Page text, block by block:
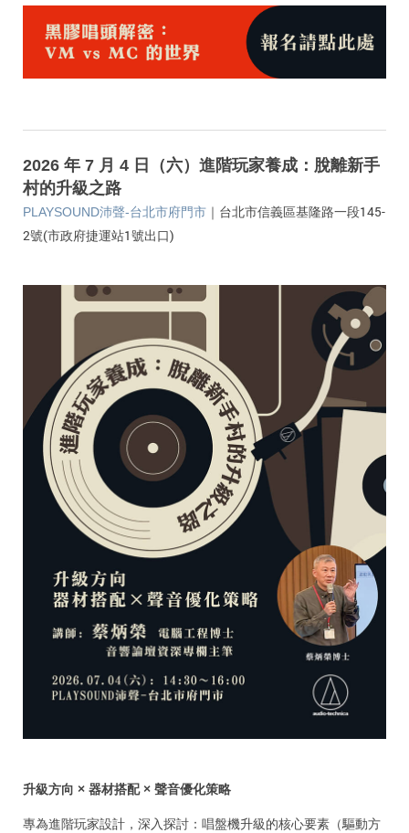
2026 年 7 月 4 日（六） 進階玩家養成：脫離新手
村的升級之路
PLAYSOUND沛聲-台北市府門市 ｜台北市信義區基隆路一段145-
2號(市政府捷運站1號出口)
升級方向 × 器材搭配 × 聲音優化策略
專為進階玩家設計，深入探討：唱盤機升級的核心要素（驅動方